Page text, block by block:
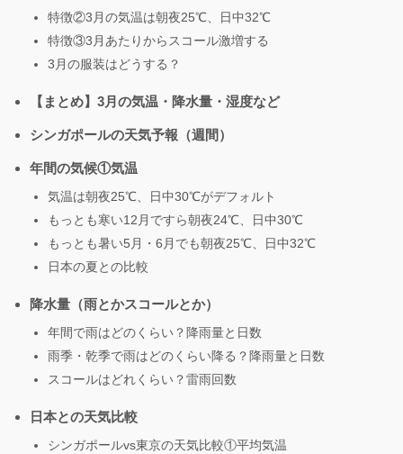
特徴②3月の気温は朝夜25℃、日中32℃
特徴③3月あたりからスコール激増する
3月の服装はどうする？
【まとめ】3月の気温・降水量・湿度など
シンガポールの天気予報（週間）
年間の気候①気温
気温は朝夜25℃、日中30℃がデフォルト
もっとも寒い12月ですら朝夜24℃、日中30℃
もっとも暑い5月・6月でも朝夜25℃、日中32℃
日本の夏との比較
降水量（雨とかスコールとか）
年間で雨はどのくらい？降雨量と日数
雨季・乾季で雨はどのくらい降る？降雨量と日数
スコールはどれくらい？雷雨回数
日本との天気比較
シンガポールvs東京の天気比較①平均気温